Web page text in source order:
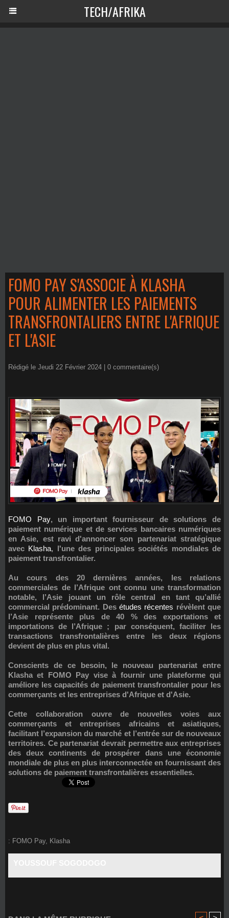
TECH/AFRIKA
FOMO PAY S'ASSOCIE À KLASHA
POUR ALIMENTER LES PAIEMENTS
TRANSFRONTALIERS ENTRE L'AFRIQUE
ET L'ASIE
Rédigé le Jeudi 22 Février 2024 | 0 commentaire(s)
FOMO Pay, un important fournisseur de solutions de
paiement numérique et de services bancaires numériques
en Asie, est ravi d'annoncer son partenariat stratégique
avec Klasha, l'une des principales sociétés mondiales de
paiement transfrontalier.
Au cours des 20 dernières années, les relations
commerciales de l’Afrique ont connu une transformation
notable, l’Asie jouant un rôle central en tant qu’allié
commercial prédominant. Des études récentes révèlent que
l’Asie représente plus de 40 % des exportations et
importations de l’Afrique ; par conséquent, faciliter les
transactions transfrontalières entre les deux régions
devient de plus en plus vital.
Conscients de ce besoin, le nouveau partenariat entre
Klasha et FOMO Pay vise à fournir une plateforme qui
améliore les capacités de paiement transfrontalier pour les
commerçants et les entreprises d'Afrique et d'Asie.
Cette collaboration ouvre de nouvelles voies aux
commerçants et entreprises africains et asiatiques,
facilitant l’expansion du marché et l’entrée sur de nouveaux
territoires. Ce partenariat devrait permettre aux entreprises
des deux continents de prospérer dans une économie
mondiale de plus en plus interconnectée en fournissant des
solutions de paiement transfrontalières essentielles.
: FOMO Pay, Klasha